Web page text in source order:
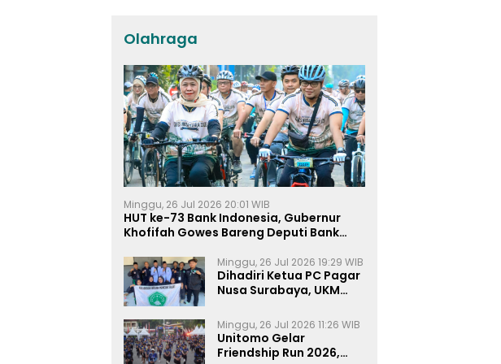
Olahraga
Minggu, 26 Jul 2026 20:01 WIB
HUT ke-73 Bank Indonesia, Gubernur
Khofifah Gowes Bareng Deputi Bank
Minggu, 26 Jul 2026 19:29 WIB
Dihadiri Ketua PC Pagar
Nusa Surabaya, UKM
Sahkan Anggota Baru
Minggu, 26 Jul 2026 11:26 WIB
Unitomo Gelar
Friendship Run 2026,